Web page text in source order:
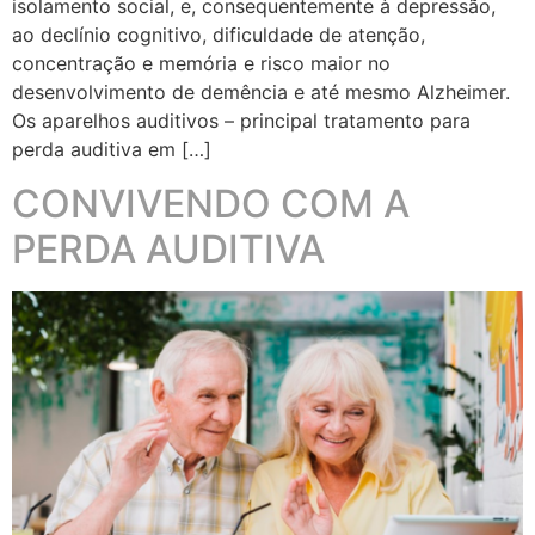
isolamento social, e, consequentemente à depressão,
ao declínio cognitivo, dificuldade de atenção,
concentração e memória e risco maior no
desenvolvimento de demência e até mesmo Alzheimer.
Os aparelhos auditivos – principal tratamento para
perda auditiva em […]
CONVIVENDO COM A
PERDA AUDITIVA